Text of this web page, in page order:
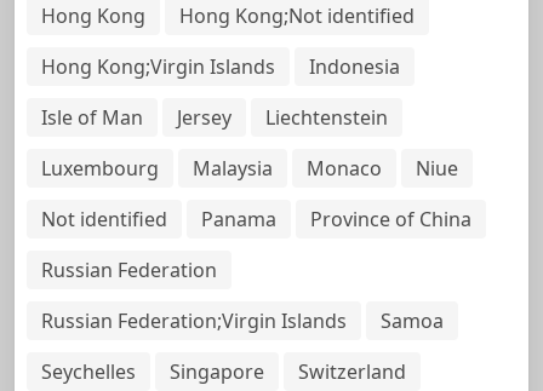
Hong Kong
Hong Kong;Not identified
Hong Kong;Virgin Islands
Indonesia
Isle of Man
Jersey
Liechtenstein
Luxembourg
Malaysia Monaco
Niue
Not identified
Panama
Province of China
Russian Federation
Russian Federation;Virgin Islands
Samoa
Seychelles
Singapore Switzerland